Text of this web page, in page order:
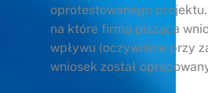
oprotestowanego
na które firma pisząca
wpływu (oczywiście przy
wniosek został